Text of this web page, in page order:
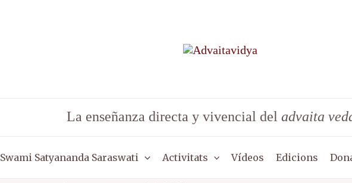
La enseñanza directa y vivencial del advaita
Swami Satyananda Saraswati Activitats Vídeos Edicions